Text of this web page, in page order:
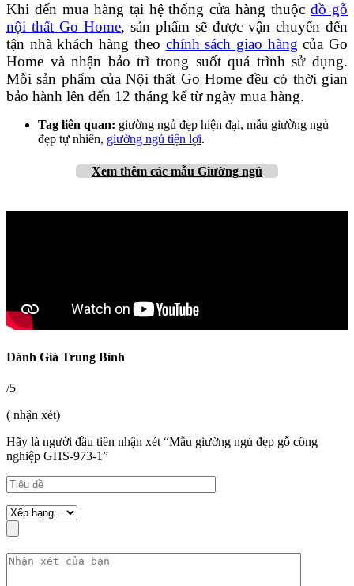
Khi đến mua hàng tại hệ thống cửa hàng thuộcđồ gỗ
nội thất Go Home, sản phẩm sẽ được vận chuyển đến
tận nhà khách hàng theo chính sách giao hàng của Go
Home và nhận bảo trì trong suốt quá trình sử dụng.
Mỗi sản phẩm của Nội thất Go Home đều có thời gian
bảo hành lên đến 12 tháng kể từ ngày mua hàng.
Tag liên quan: giường ngủ đẹp hiện đại, mẫu giường ngủ
đẹp tự nhiên, giường ngủ tiện lợi.
Xem thêm các mẫu Giường ngủ
Đánh Giá Trung Bình
/5
( nhận xét)
Hãy là người đầu tiên nhận xét “Mẫu giường ngủ đẹp gỗ công
nghiệp GHS-973-1”